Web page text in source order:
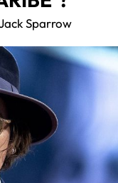
Sparrow